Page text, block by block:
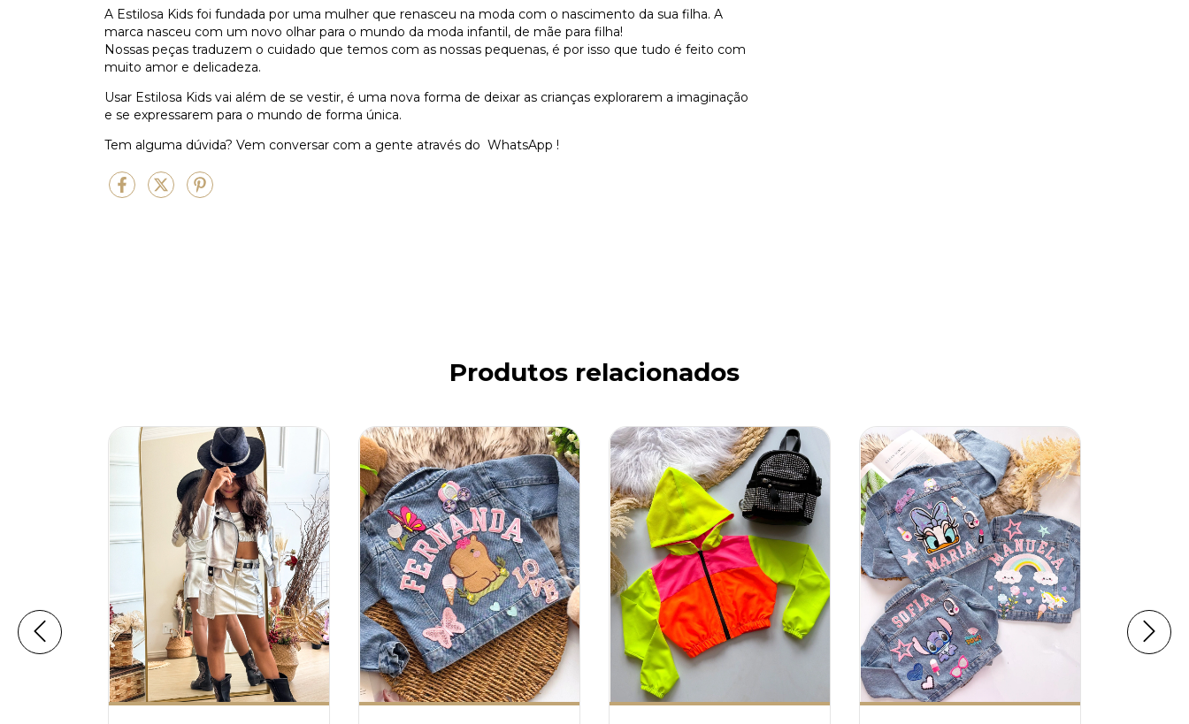
A Estilosa Kids foi fundada por uma mulher que renasceu na moda com o nascimento da sua filha. A
marca nasceu com um novo olhar para o mundo da moda infantil, de mãe para filha!
Nossas peças traduzem o cuidado que temos com as nossas pequenas, é por isso que tudo é feito com
muito amor e delicadeza.
Usar Estilosa Kids vai além de se vestir, é uma nova forma de deixar as crianças explorarem a imaginação
e se expressarem para o mundo de forma única.
Tem alguma dúvida? Vem conversar com a gente através do WhatsApp !
Produtos relacionados